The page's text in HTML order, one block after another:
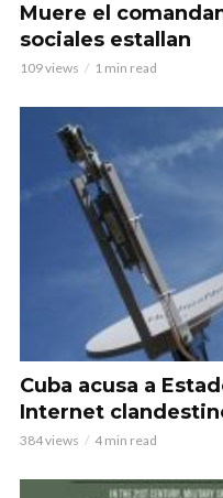
Muere el
sociales estallan
109 views 1 min read
Cuba acusa a
Internet
384 views 4 min read